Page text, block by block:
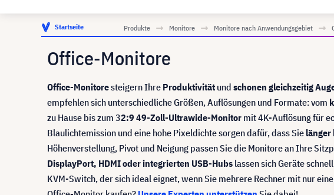
Startseite Produkte Monitore Monitore nach Anwendungsgebiet
Office-Monitore
Office-Monitoresteigern Ihre Produktivität und schonen gleichzeitig
empfehlen sich unterschiedliche Größen, Auflösungen und Formate: vom
zu Hause bis zum 32:9 49-Zoll-Ultrawide-Monitor mit 4K-Auflösung für
Blaulichtemission und eine hohe Pixeldichte sorgen dafür, dass Sie länger
Höhenverstellung, Pivot und Neigung passen Sie die Monitore an Ihre
DisplayPort, HDMI oder integrierten USB-Hubs lassen sich Geräte
KVM-Switch, der sich ideal eignet, wenn Sie mehrere Rechner mit nur